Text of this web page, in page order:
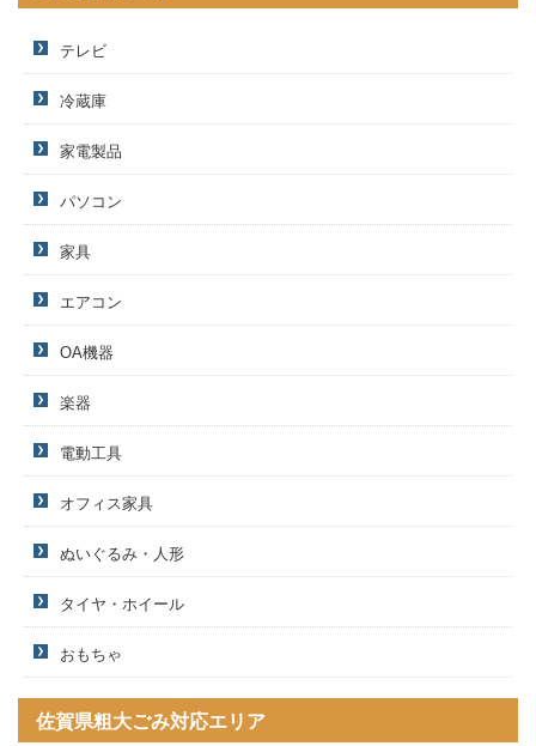
テレビ
冷蔵庫
家電製品
パソコン
家具
エアコン
OA機器
楽器
電動工具
オフィス家具
ぬいぐるみ・人形
タイヤ・ホイール
おもちゃ
佐賀県粗大ごみ対応エリア